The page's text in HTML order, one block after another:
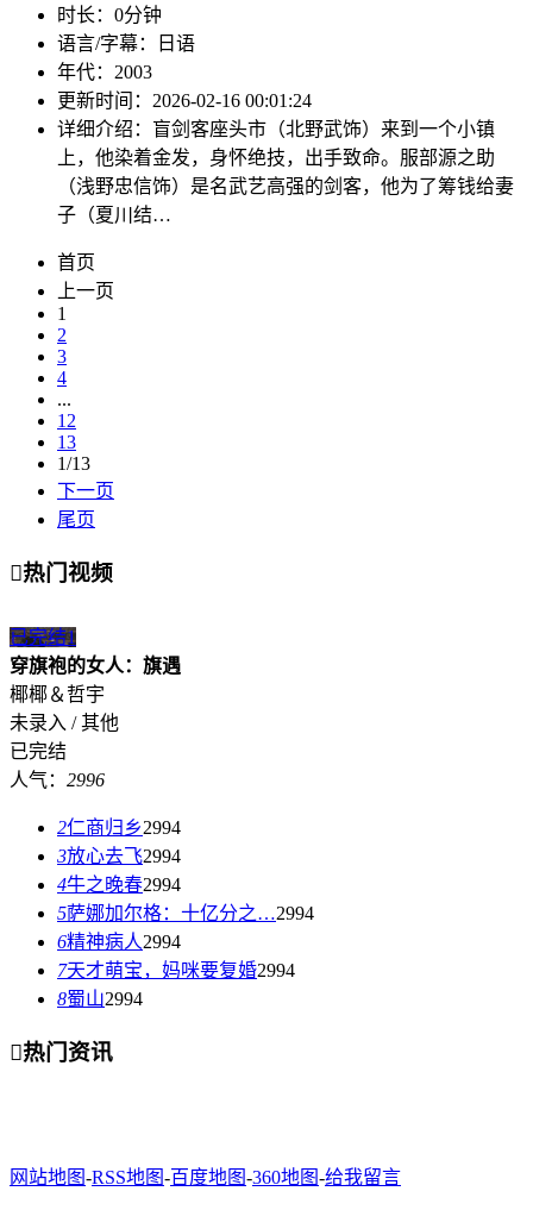
时长： 0分钟
语言/字幕：
日语
年代： 2003
更新时间： 2026-02-16 00:01:24
详细介绍： 盲剑客座头市（北野武饰）来到一个小镇
上，他染着金发，身怀绝技，出手致命。服部源之助
（浅野忠信饰）是名武艺高强的剑客，他为了筹钱给妻
子（夏川结…
首页
上一页
1
2
3
4
...
12
13
1/13
下一页
尾页
热门视频
已完结1
穿旗袍的女人：旗遇
椰椰＆哲宇
未录入 / 其他
已完结
人气： 2996
2仁商归乡2994
3放心去飞2994
4牛之晚春2994
5萨娜加尔格：十亿分之…2994
6精神病人2994
7天才萌宝，妈咪要复婚2994
8蜀山2994
热门资讯
网站地图-RSS地图-百度地图-360地图-给我留言